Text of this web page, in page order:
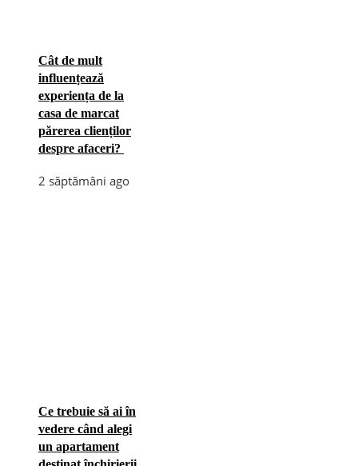
Cât de mult
influențează
experiența de la
casa de marcat
părerea clienților
despre afaceri?
2 săptămâni ago
Ce trebuie să ai în
vedere când alegi
un apartament